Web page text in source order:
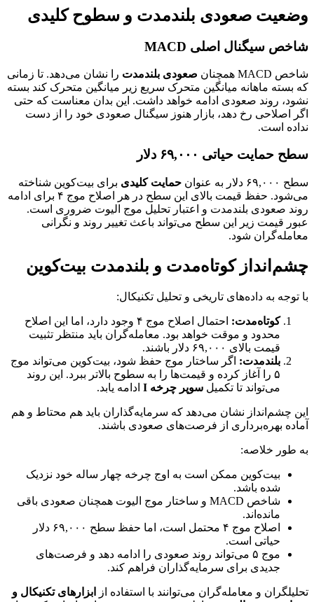
وضعیت صعودی بلندمدت و سطوح کلیدی
شاخص سیگنال اصلی MACD
شاخص MACD همچنان صعودی بلندمدت را نشان می‌دهد. تا زمانی
که بسته ماهانه میانگین متحرک سریع زیر میانگین متحرک کند بسته
نشود، روند صعودی ادامه خواهد داشت. این بدان معناست که حتی
اگر اصلاحی رخ دهد، بازار هنوز سیگنال صعودی خود را از دست
نداده است.
سطح حمایت حیاتی ۶۹,۰۰۰ دلار ️
سطح ۶۹,۰۰۰ دلار به عنوان حمایت کلیدی برای بیت‌کوین شناخته
می‌شود. حفظ قیمت بالای این سطح در هر اصلاح موج ۴ برای ادامه
روند صعودی بلندمدت و اعتبار تحلیل موج الیوت ضروری است.
عبور قیمت زیر این سطح می‌تواند باعث تغییر روند و نگرانی
معامله‌گران شود.
چشم‌انداز کوتاه‌مدت و بلندمدت بیت‌کوین
با توجه به داده‌های تاریخی و تحلیل تکنیکال:
کوتاه‌مدت:
احتمال اصلاح موج ۴ وجود دارد، اما این اصلاح
محدود و موقت خواهد بود. معامله‌گران باید منتظر تثبیت
قیمت بالای ۶۹,۰۰۰ دلار باشند.
بلندمدت: اگر ساختار موج حفظ شود، بیت‌کوین می‌تواند موج
۵ را آغاز کرده و قیمت‌ها را به سطوح بالاتر ببرد. این روند
می‌تواند تا تکمیل سوپر چرخه I ادامه یابد.
این چشم‌انداز نشان می‌دهد که سرمایه‌گذاران باید هم محتاط و هم
آماده بهره‌برداری از فرصت‌های صعودی باشند.
به طور خلاصه:
بیت‌کوین ممکن است به اوج چرخه چهار ساله خود نزدیک
شده باشد.
شاخص MACD و ساختار موج الیوت همچنان صعودی باقی
مانده‌اند.
اصلاح موج ۴ محتمل است، اما حفظ سطح ۶۹,۰۰۰ دلار
حیاتی است.
موج ۵ می‌تواند روند صعودی را ادامه دهد و فرصت‌های
جدیدی برای سرمایه‌گذاران فراهم کند.
تحلیلگران و معامله‌گران می‌توانند با استفاده از
ابزارهای تکنیکال و